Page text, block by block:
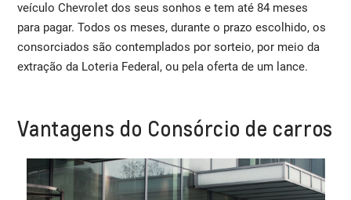
veículo Chevrolet dos seus sonhos e tem até 84 meses
para pagar. Todos os meses, durante o prazo escolhido, os
consorciados são contemplados por sorteio, por meio da
extração da Loteria Federal, ou pela oferta de um lance.
Vantagens do Consórcio de carros